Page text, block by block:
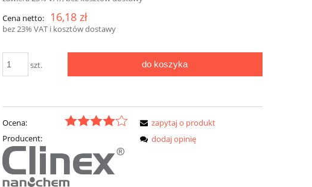
Cena netto:
16,18 zł
bez 23% VAT i kosztów dostawy
szt. do koszyka
Ocena:
Producent:
zapytaj o produkt
dodaj opinię